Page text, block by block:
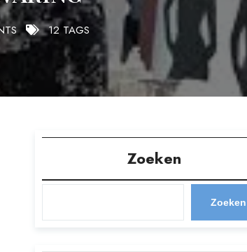
12 TAGS
Zoeken
Zoeken